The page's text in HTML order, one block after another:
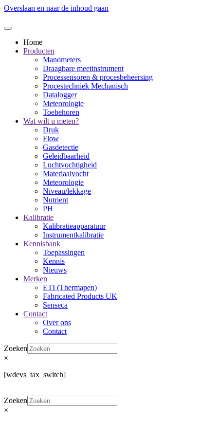
Overslaan en naar de inhoud gaan
Home
Producten
Manometers
Draagbare meetinstrument
Processensoren & procesbeheersing
Procestechniek Mechanisch
Datalogger
Meteorologie
Toebehoren
Wat wilt u meten?
Druk
Flow
Gasdetectie
Geleidbaarheid
Luchtvochtigheid
Materiaalvocht
Meteorologie
Niveau/lekkage
Nutrient
PH
Kalibratie
Kalibratieapparatuur
Instrumentkalibratie
Kennisbank
Toepassingen
Kennis
Nieuws
Merken
ETI (Thermapen)
Fabricated Products UK
Senseca
Contact
Over ons
Contact
Zoeken
×
[wdevs_tax_switch]
Zoeken
×